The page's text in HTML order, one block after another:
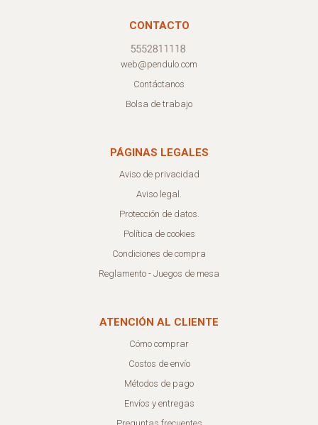
CONTACTO
web@pendulo.com
Contáctanos
Bolsa de trabajo
PÁGINAS LEGALES
Aviso de privacidad
Aviso legal.
Protección de datos.
Política de cookies
Condiciones de compra
Reglamento - Juegos de mesa
ATENCIÓN AL CLIENTE
Cómo comprar
Costos de envío
Métodos de pago
Envíos y entregas